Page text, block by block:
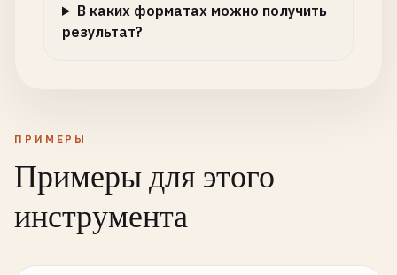
В каких форматах можно получить
результат?
ПРИМЕРЫ
Примеры для этого
инструмента